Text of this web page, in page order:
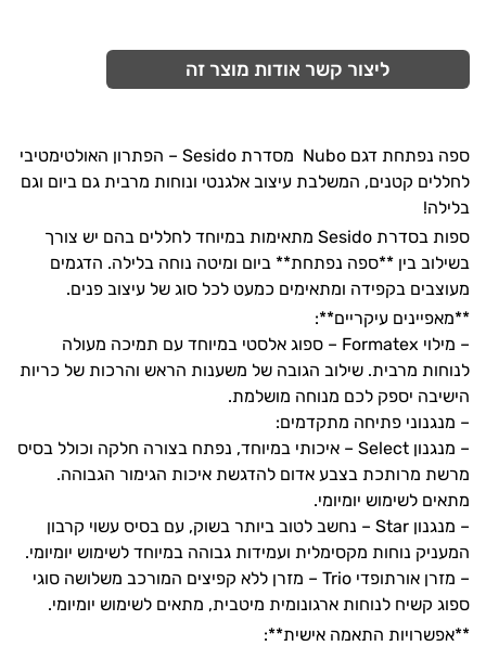
ליצור קשר אודות מוצר זה
ספה נפתחת דגם Nubo מסדרת Sesido – הפתרון האולטימטיבי
לחללים קטנים, המשלבת עיצוב אלגנטי ונוחות מרבית גם ביום וגם
בלילה!
ספות בסדרת Sesido מתאימות במיוחד לחללים בהם יש צורך
בשילוב בין **ספה נפתחת** ביום ומיטה נוחה בלילה. הדגמים
מעוצבים בקפידה ומתאימים כמעט לכל סוג של עיצוב פנים.
**מאפיינים עיקריים**:
– מילוי Formatex – ספוג אלסטי במיוחד עם תמיכה מעולה
לנוחות מרבית. שילוב הגובה של משענות הראש והרכות של כריות
הישיבה יספק לכם מנוחה מושלמת.
– מנגנוני פתיחה מתקדמים:
– מנגנון Select – איכותי במיוחד, נפתח בצורה חלקה וכולל בסיס
מרשת מרותכת בצבע אדום להדגשת איכות הגימור הגבוהה.
מתאים לשימוש יומיומי.
– מנגנון Star – נחשב לטוב ביותר בשוק, עם בסיס עשוי קרבון
המעניק נוחות מקסימלית ועמידות גבוהה במיוחד לשימוש יומיומי.
– מזרן אורתופדי Trio – מזרן ללא קפיצים המורכב משלושה סוגי
ספוג קשיח לנוחות ארגונומית מיטבית, מתאים לשימוש יומיומי.
**אפשרויות התאמה אישית**: